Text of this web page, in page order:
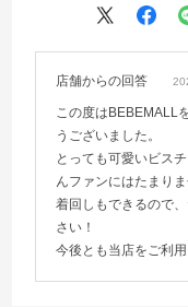
店舗からの回答
この度はBEBEMALL
うございました。
とっても可愛いビス
んファンにはたまり
着回しもできるので
さい！
今後とも当店をご利